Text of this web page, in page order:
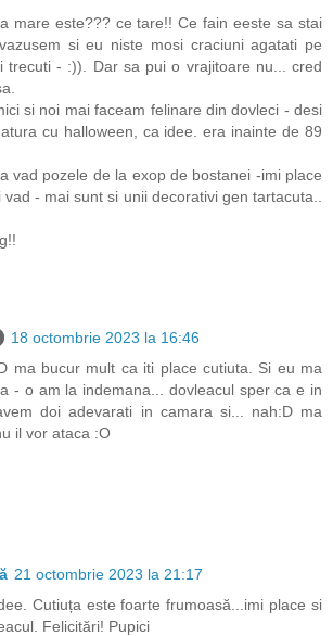
mare este??? ce tare!! Ce fain eeste sa stai
si eu niste mosi craciuni agatati pe
trecuti - :)). Dar sa pui o vrajitoare nu... cred
si noi mai faceam felinare din dovleci - desi
cu halloween, ca idee. era inainte de 89
vad pozele de la exop de bostanei -imi place
- mai sunt si unii decorativi gen tartacuta..
18 octombrie 2023 la 16:46
ma bucur mult ca iti place cutiuta. Si eu ma
- o am la indemana... dovleacul sper ca e in
doi adevarati in camara si... nah:D ma
il vor ataca :O
21 octombrie 2023 la 21:17
Cutiuța este foarte frumoasă...imi place si
Felicitări! Pupici